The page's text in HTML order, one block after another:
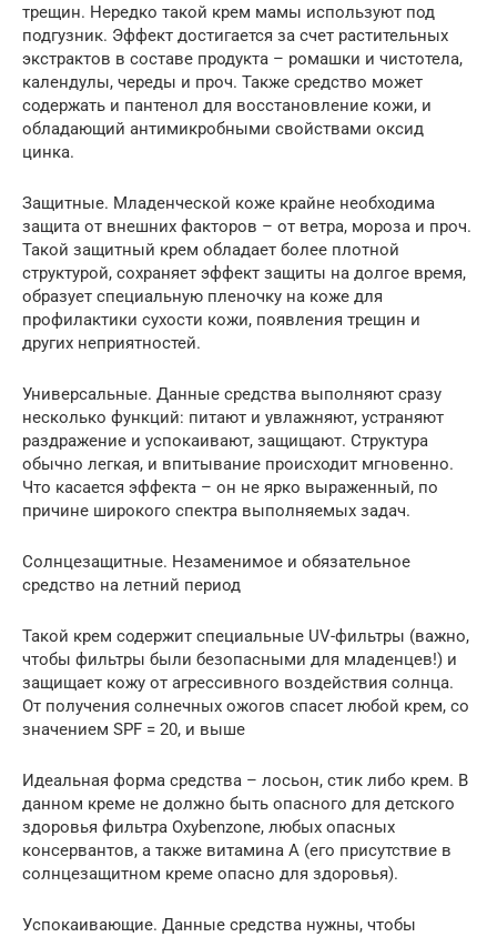
трещин. Нередко такой крем мамы используют под
подгузник. Эффект достигается за счет растительных
экстрактов в составе продукта – ромашки и чистотела,
календулы, череды и проч. Также средство может
содержать и пантенол для восстановление кожи, и
обладающий антимикробными свойствами оксид
цинка.
Защитные. Младенческой коже крайне необходима
защита от внешних факторов – от ветра, мороза и проч.
Такой защитный крем обладает более плотной
структурой, сохраняет эффект защиты на долгое время,
образует специальную пленочку на коже для
профилактики сухости кожи, появления трещин и
других неприятностей.
Универсальные. Данные средства выполняют сразу
несколько функций: питают и увлажняют, устраняют
раздражение и успокаивают, защищают. Структура
обычно легкая, и впитывание происходит мгновенно.
Что касается эффекта – он не ярко выраженный, по
причине широкого спектра выполняемых задач.
Солнцезащитные. Незаменимое и обязательное
средство на летний период
Такой крем содержит специальные UV-фильтры (важно,
чтобы фильтры были безопасными для младенцев!) и
защищает кожу от агрессивного воздействия солнца.
От получения солнечных ожогов спасет любой крем, со
значением SPF = 20, и выше
Идеальная форма средства – лосьон, стик либо крем. В
данном креме не должно быть опасного для детского
здоровья фильтра Oxybenzone, любых опасных
консервантов, а также витамина А (его присутствие в
солнцезащитном креме опасно для здоровья).
Успокаивающие. Данные средства нужны, чтобы